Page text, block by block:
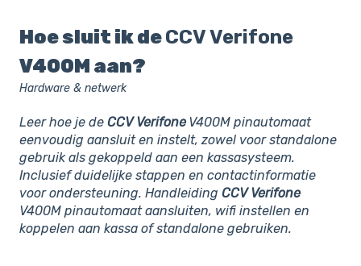
Hoe sluit ik deCCVVerifone
V400M aan?
Hardware & netwerk
Leer hoe je de CCV Verifone V400M pinautomaat
eenvoudig aansluit en instelt, zowel voor standalone
gebruik als gekoppeld aan een kassasysteem.
Inclusief duidelijke stappen en contactinformatie
voor ondersteuning. Handleiding CCV Verifone
V400M pinautomaat aansluiten, wifi instellen en
koppelen aan kassa of standalone gebruiken.